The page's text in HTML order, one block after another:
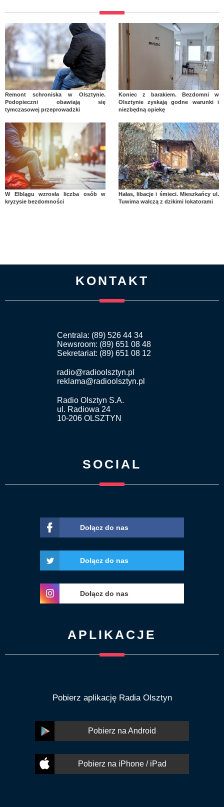
Remont schroniska w Olsztynie.
Podopieczni obawiają się
tymczasowej przeprowadzki
Koniec z barakiem. Bezdomni w
Olsztynie zyskają godne warunki i
niezbędną opiekę
W Elblągu wzrosła liczba osób w
kryzysie bezdomności
Hałas, libacje i śmieci. Mieszkańcy ul.
Tuwima walczą z dzikimi lokatorami
KONTAKT
Centrala: (89) 526 44 34
Newsroom: (89) 651 08 48
Sekretariat: (89) 651 08 12
radio@radioolsztyn.pl
reklama@radioolsztyn.pl
Radio Olsztyn S.A.
ul. Radiowa 24
10-206 OLSZTYN
SOCIAL
Dołącz do nas
Dołącz do nas
Dołącz do nas
APLIKACJE
Pobierz aplikację Radia Olsztyn
Pobierz na Android
Pobierz na iPhone / iPad